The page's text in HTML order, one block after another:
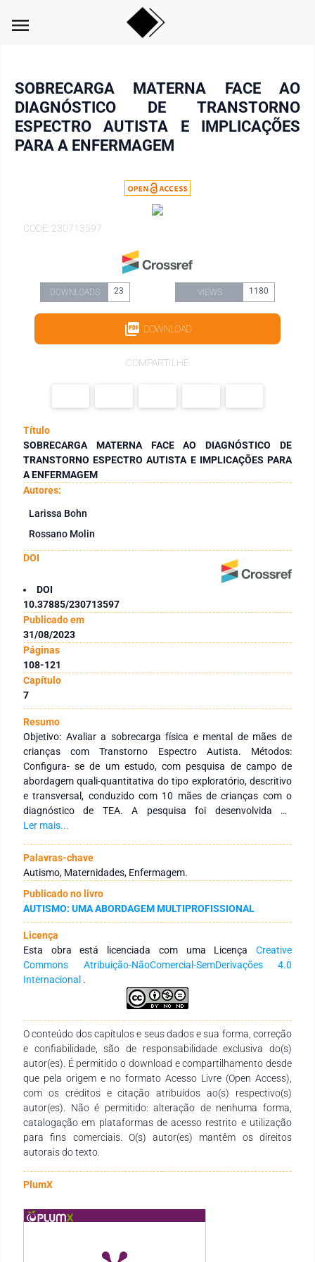
menu
SOBRECARGA MATERNA FACE AO
DIAGNÓSTICO DE TRANSTORNO
ESPECTRO AUTISTA E IMPLICAÇÕES
PARA A ENFERMAGEM
CODE: 230713597
DOWNLOADS 23 VIEWS 1180
DOWNLOAD
COMPARTILHE
Título
SOBRECARGA MATERNA FACE AO DIAGNÓSTICO DE
TRANSTORNO ESPECTRO AUTISTA E IMPLICAÇÕES PARA
A ENFERMAGEM
Autores:
Larissa Bohn
Rossano Molin
DOI
DOI
10.37885/230713597
Publicado em
31/08/2023
Páginas
108-121
Capítulo
7
Resumo
Objetivo: Avaliar a sobrecarga física e mental de mães de
crianças com Transtorno Espectro Autista. Métodos:
Configura- se de um estudo, com pesquisa de campo de
abordagem quali-quantitativa do tipo exploratório, descritivo
e transversal, conduzido com 10 mães de crianças com o
diagnóstico de TEA. A pesquisa foi desenvolvida na
Associação de Pais e Amigos de Excepcionais de Feliz, Rio
a coleta de dados a técnica empregada foi uma entrevista
semiestruturada, que consiste em uma combinação de
perguntas abertas e fechadas. O roteiro da entrevista contém
9 perguntas fechadas de caracterização dos participantes e
10 perguntas abertas relacionadas ao cotidiano com a
criança autista. Para mensurar os dados quantitativos da
sobrecarga materna utilizou-se a escala de Zarit, contendo
um total de 22 perguntas fechadas. O estudo foi submetido e
aprovado pelo Comitê de Ética em Pesquisa. Resultados: Foi
possível identificar um nível moderado a severo de
sobrecarga nas mulheres em estudo, conforme a escala de
exigências que uma criança com diagnóstico de Transtorno
Espectro Autista exige. Conclusão: Constatou-se que a
sobrecarga de cuidados impacta a saúde física e mental das
mães. E está associada a constante necessidade de atenção
e suporte muito peculiar que a criança com TEA exige. É uma
questão complexa e desafiadora que requer atenção e
compreensão dos profissionais enfermeiros e da área da
saúde.
Ler mais...
Palavras-chave
Autismo, Maternidades, Enfermagem.
Publicado no livro
AUTISMO: UMA ABORDAGEM MULTIPROFISSIONAL
Licença
Esta obra está licenciada com uma Licença Creative
Commons Atribuição-NãoComercial-SemDerivações 4.0
Internacional .
O conteúdo dos capítulos e seus dados e sua forma, correção
e confiabilidade, são de responsabilidade exclusiva do(s)
autor(es). É permitido o download e compartilhamento desde
que pela origem e no formato Acesso Livre (Open Access),
com os créditos e citação atribuídos ao(s) respectivo(s)
autor(es). Não é permitido: alteração de nenhuma forma,
catalogação em plataformas de acesso restrito e utilização
para fins comerciais. O(s) autor(es) mantêm os direitos
autorais do texto.
PlumX